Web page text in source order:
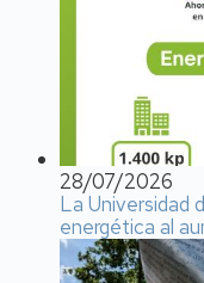
28/07/2026
La Universidad
energética al